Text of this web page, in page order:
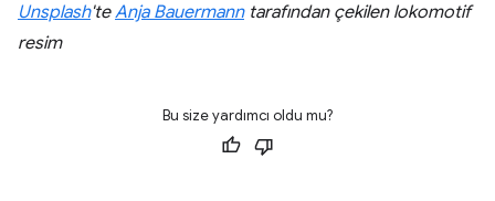
Unsplash'teAnja Bauermanntarafından çekilen lokomotif
resim
Bu size yardımcı oldu mu?